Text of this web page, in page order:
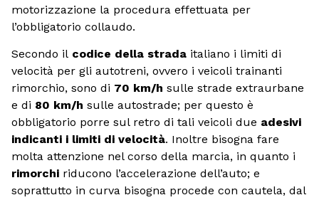
motorizzazione la procedura effettuata per
l’obbligatorio collaudo.
Secondo il codice della strada italiano i limiti di
velocità per gli autotreni, ovvero i veicoli trainanti
rimorchio, sono di 70 km/h sulle strade extraurbane
e di 80 km/h sulle autostrade; per questo è
obbligatorio porre sul retro di tali veicoli due adesivi
indicanti i limiti di velocità. Inoltre bisogna fare
molta attenzione nel corso della marcia, in quanto i
rimorchi riducono l’accelerazione dell’auto; e
soprattutto in curva bisogna procede con cautela, dal